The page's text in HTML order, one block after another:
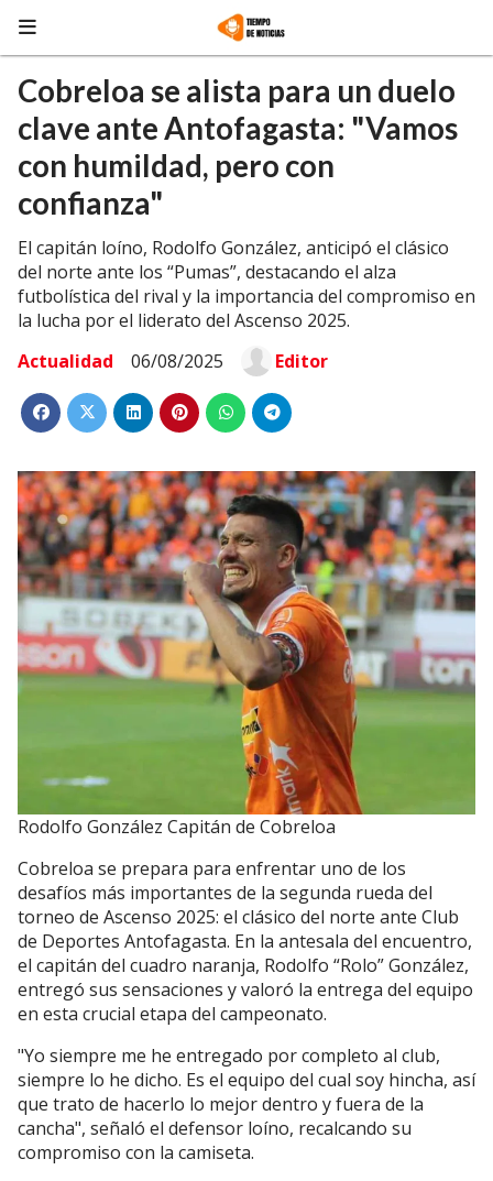
Cobreloa se alista para un duelo
clave ante Antofagasta: "Vamos
con humildad, pero con
confianza"
El capitán loíno, Rodolfo González, anticipó el clásico
del norte ante los “Pumas”, destacando el alza
futbolística del rival y la importancia del compromiso en
la lucha por el liderato del Ascenso 2025.
Actualidad
06/08/2025 Editor
Rodolfo González Capitán de Cobreloa
Cobreloa se prepara para enfrentar uno de los
desafíos más importantes de la segunda rueda del
torneo de Ascenso 2025: el clásico del norte ante Club
de Deportes Antofagasta. En la antesala del encuentro,
el capitán del cuadro naranja, Rodolfo “Rolo” González,
entregó sus sensaciones y valoró la entrega del equipo
en esta crucial etapa del campeonato.
"Yo siempre me he entregado por completo al club,
siempre lo he dicho. Es el equipo del cual soy hincha, así
que trato de hacerlo lo mejor dentro y fuera de la
cancha", señaló el defensor loíno, recalcando su
compromiso con la camiseta.